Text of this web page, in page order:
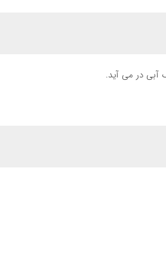
در می آید.